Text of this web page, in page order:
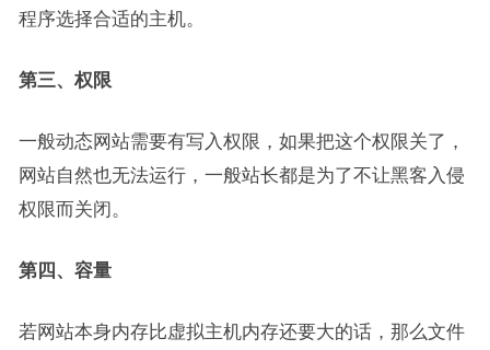
程序选择合适的主机。
第三、权限
一般动态网站需要有写入权限，如果把这个权限关了，
网站自然也无法运行，一般站长都是为了不让黑客入侵
权限而关闭。
第四、容量
若网站本身内存比虚拟主机内存还要大的话，那么文件